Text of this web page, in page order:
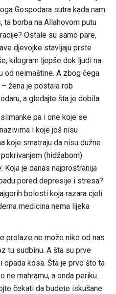
Gospodara sutra kada nam
ta borba na Allahovom putu
Ostale su samo pare,
djevojke stavljaju prste
kilogram ljepše dok ljudi na
od neimaštine. A zbog čega
žena je postala rob
a gledajte šta je dobila.
pa i one koje se
i koje još nisu
koje smatraju da nisu dužne
(hidžabom)
je danas najprostranija
pored depresije i stresa?
bolesti koja razara cjeli
medicina nema lijeka
prolaze ne može niko od nas
tu sudbinu. A šta su prve
kosa. Šta je prvo što ta
ne mahramu, a onda periku.
čekati da budete iskušane